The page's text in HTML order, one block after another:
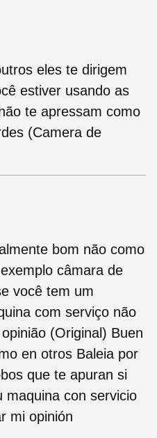
eles te dirigem
estiver usando as
te apressam como
(Camera de
bom não como
câmara de
você tem um
com serviço não
(Original) Buen
en otros Baleia por
que te apuran si
maquina con servicio
mi opinión